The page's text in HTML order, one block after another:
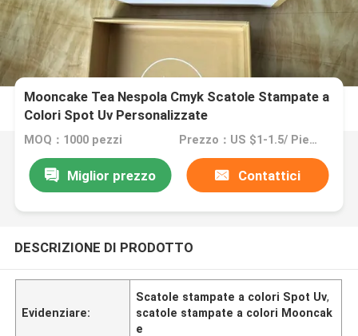
Mooncake Tea Nespola Cmyk Scatole Stampate a
Colori Spot Uv Personalizzate
MOQ：1000 pezzi Prezzo：US $1-1.5/ Piece / Negotiate
Miglior prezzo Contattici
DESCRIZIONE DI PRODOTTO
Evidenziare:
Scatole stampate a colori Spot Uv,
scatole stampate a colori Mooncak
e